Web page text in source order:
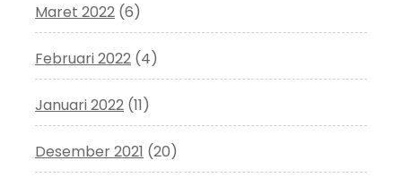
Maret 2022 (6)
Februari 2022 (4)
Januari 2022 (11)
Desember 2021 (20)